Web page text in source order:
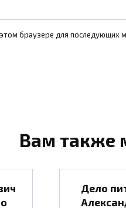
браузере для последующих
Вам также
Дело